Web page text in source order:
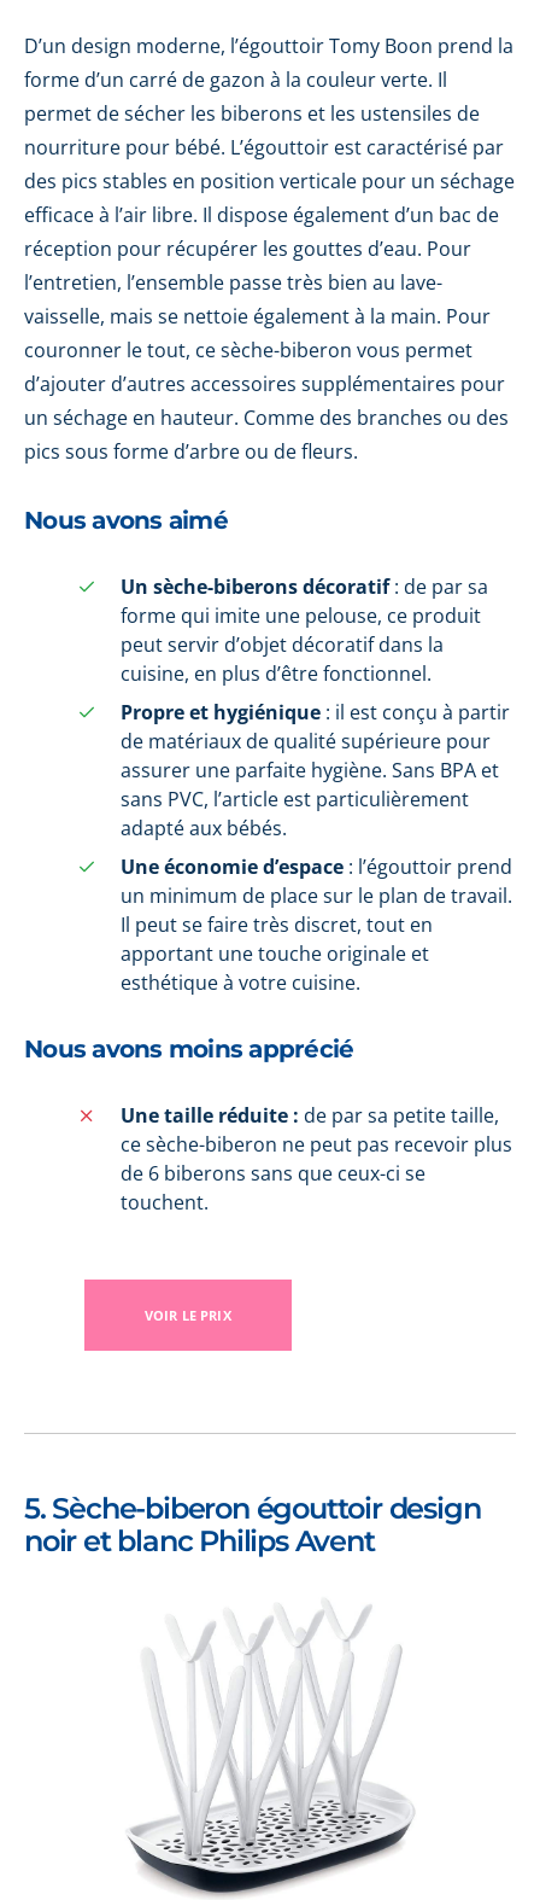
D’un design moderne, l’égouttoir Tomy Boon prend la
forme d’un carré de gazon à la couleur verte. Il
permet de sécher les biberons et les ustensiles de
nourriture pour bébé. L’égouttoir est caractérisé par
des pics stables en position verticale pour un séchage
efficace à l’air libre. Il dispose également d’un bac de
réception pour récupérer les gouttes d’eau. Pour
l’entretien, l’ensemble passe très bien au lave-
vaisselle, mais se nettoie également à la main. Pour
couronner le tout, ce sèche-biberon vous permet
d’ajouter d’autres accessoires supplémentaires pour
un séchage en hauteur. Comme des branches ou des
pics sous forme d’arbre ou de fleurs.
Nous avons aimé
Un sèche-biberons décoratif: de par sa
forme qui imite une pelouse, ce produit
peut servir d’objet décoratif dans la
cuisine, en plus d’être fonctionnel.
Propre et hygiénique : il est conçu à partir
de matériaux de qualité supérieure pour
assurer une parfaite hygiène. Sans BPA et
sans PVC, l’article est particulièrement
adapté aux bébés.
Une économie d’espace : l’égouttoir prend
un minimum de place sur le plan de travail.
Il peut se faire très discret, tout en
apportant une touche originale et
esthétique à votre cuisine.
Nous avons moins apprécié
Une taille réduite : de par sa petite taille,
ce sèche-biberon ne peut pas recevoir plus
de 6 biberons sans que ceux-ci se
touchent.
VOIR LE PRIX
5. Sèche-biberon égouttoir design
noir et blanc Philips Avent